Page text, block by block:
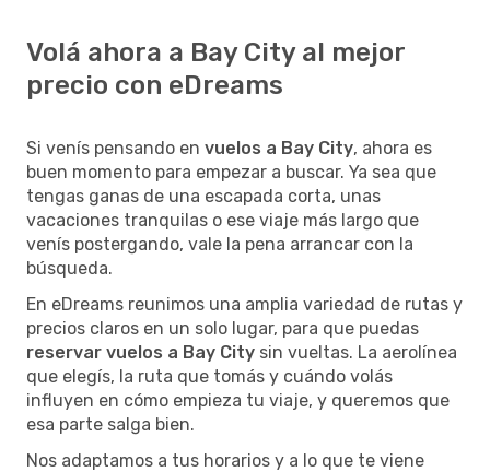
Volá ahora a Bay City al mejor
precio con eDreams
Si venís pensando en vuelos a Bay City, ahora es
buen momento para empezar a buscar. Ya sea que
tengas ganas de una escapada corta, unas
vacaciones tranquilas o ese viaje más largo que
venís postergando, vale la pena arrancar con la
búsqueda.
En eDreams reunimos una amplia variedad de rutas y
precios claros en un solo lugar, para que puedas
reservar vuelos a Bay City sin vueltas. La aerolínea
que elegís, la ruta que tomás y cuándo volás
influyen en cómo empieza tu viaje, y queremos que
esa parte salga bien.
Nos adaptamos a tus horarios y a lo que te viene